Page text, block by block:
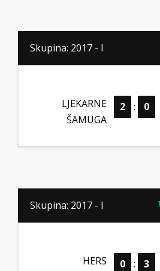
Skupina: 2017 - I
LJEKARNE
ŠAMUGA
2 : 0
Skupina: 2017 - I
HERS 0 : 3